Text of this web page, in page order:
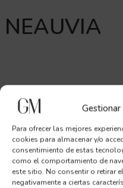
Para ofrecer las mejores
cookies para almacenar y/o
consentimiento de estas
como el comportamiento de
este sitio. No consentir o retirar
negativamente a ciertas
NEAUVIA
LaserME de Neauviaes
última generación que
diodo, radiofrecuencia,
reafirmar la piel,
producción de colágeno
profundas.